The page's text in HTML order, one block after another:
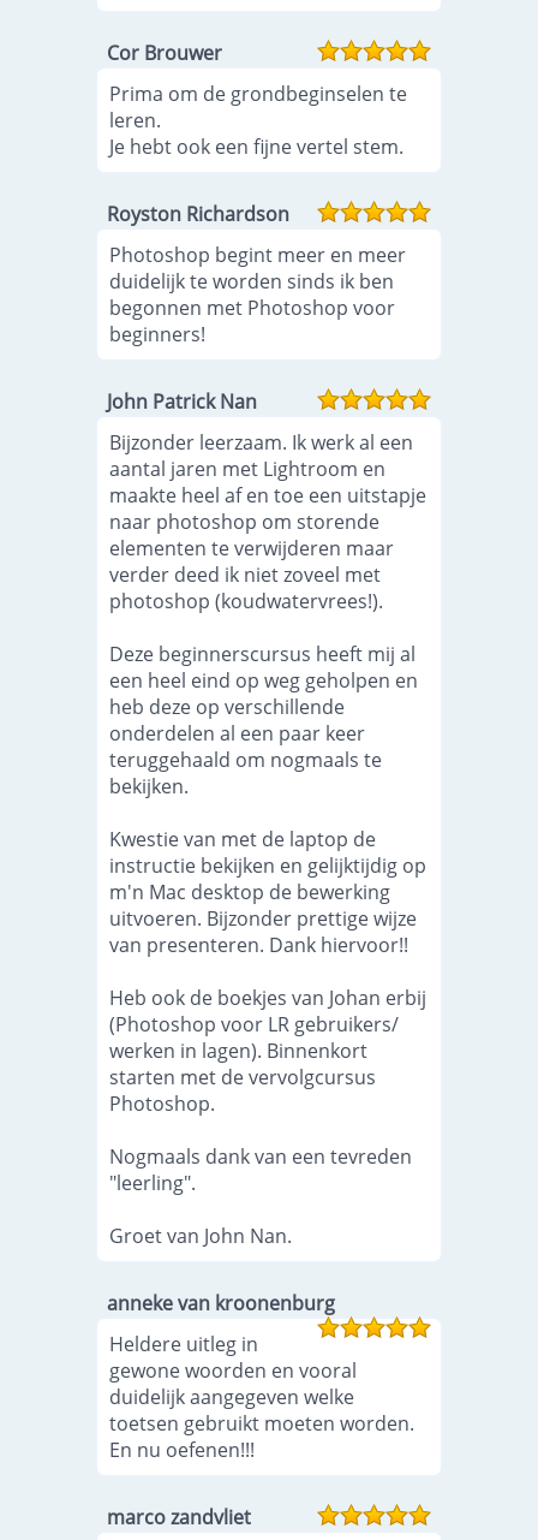
Cor Brouwer
Prima om de grondbeginselen te
leren.
Je hebt ook een fijne vertel stem.
Royston Richardson
Photoshop begint meer en meer
duidelijk te worden sinds ik ben
begonnen met Photoshop voor
beginners!
John Patrick Nan
Bijzonder leerzaam. Ik werk al een
aantal jaren met Lightroom en
maakte heel af en toe een uitstapje
naar photoshop om storende
elementen te verwijderen maar
verder deed ik niet zoveel met
photoshop (koudwatervrees!).
Deze beginnerscursus heeft mij al
een heel eind op weg geholpen en
heb deze op verschillende
onderdelen al een paar keer
teruggehaald om nogmaals te
bekijken.
Kwestie van met de laptop de
instructie bekijken en gelijktijdig op
m'n Mac desktop de bewerking
uitvoeren. Bijzonder prettige wijze
van presenteren. Dank hiervoor!!
Heb ook de boekjes van Johan erbij
(Photoshop voor LR gebruikers/
werken in lagen). Binnenkort
starten met de vervolgcursus
Photoshop.
Nogmaals dank van een tevreden
"leerling".
Groet van John Nan.
anneke van kroonenburg
Heldere uitleg in
gewone woorden en vooral
duidelijk aangegeven welke
toetsen gebruikt moeten worden.
En nu oefenen!!!
marco zandvliet